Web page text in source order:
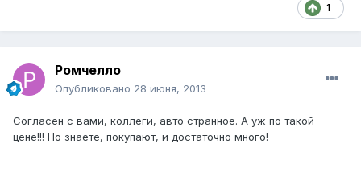
1
Ромчелло
Опубликовано 28 июня, 2013
Согласен с вами, коллеги, авто странное. А уж по такой
цене!!! Но знаете, покупают, и достаточно много!